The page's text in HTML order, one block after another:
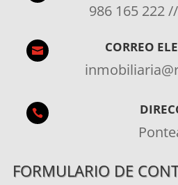
986 165 222
 CORREO

FORMULARIO DE